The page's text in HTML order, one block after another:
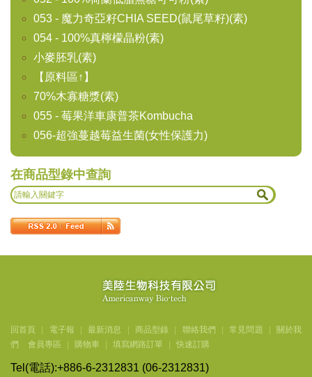
053 - 魔力奇亞籽CHIA SEED(鼠尾草籽)(素)
054 - 100%真檸檬晶粉(素)
小麥胚乳(素)
【原料區↑】
70%木寡糖漿(素)
055 - 莓果洋車康普茶Kombucha
056-超強蔓越莓益生菌(女性保護力)
在商品型錄中查詢
回首頁 電子報 最新消息 商品型錄 聯絡我們 常見問題
關於我
們
會員專區 購物車 填寫網路訂單 快速訂購
Tel(電話):+886-6-2312831 (06-2312831)